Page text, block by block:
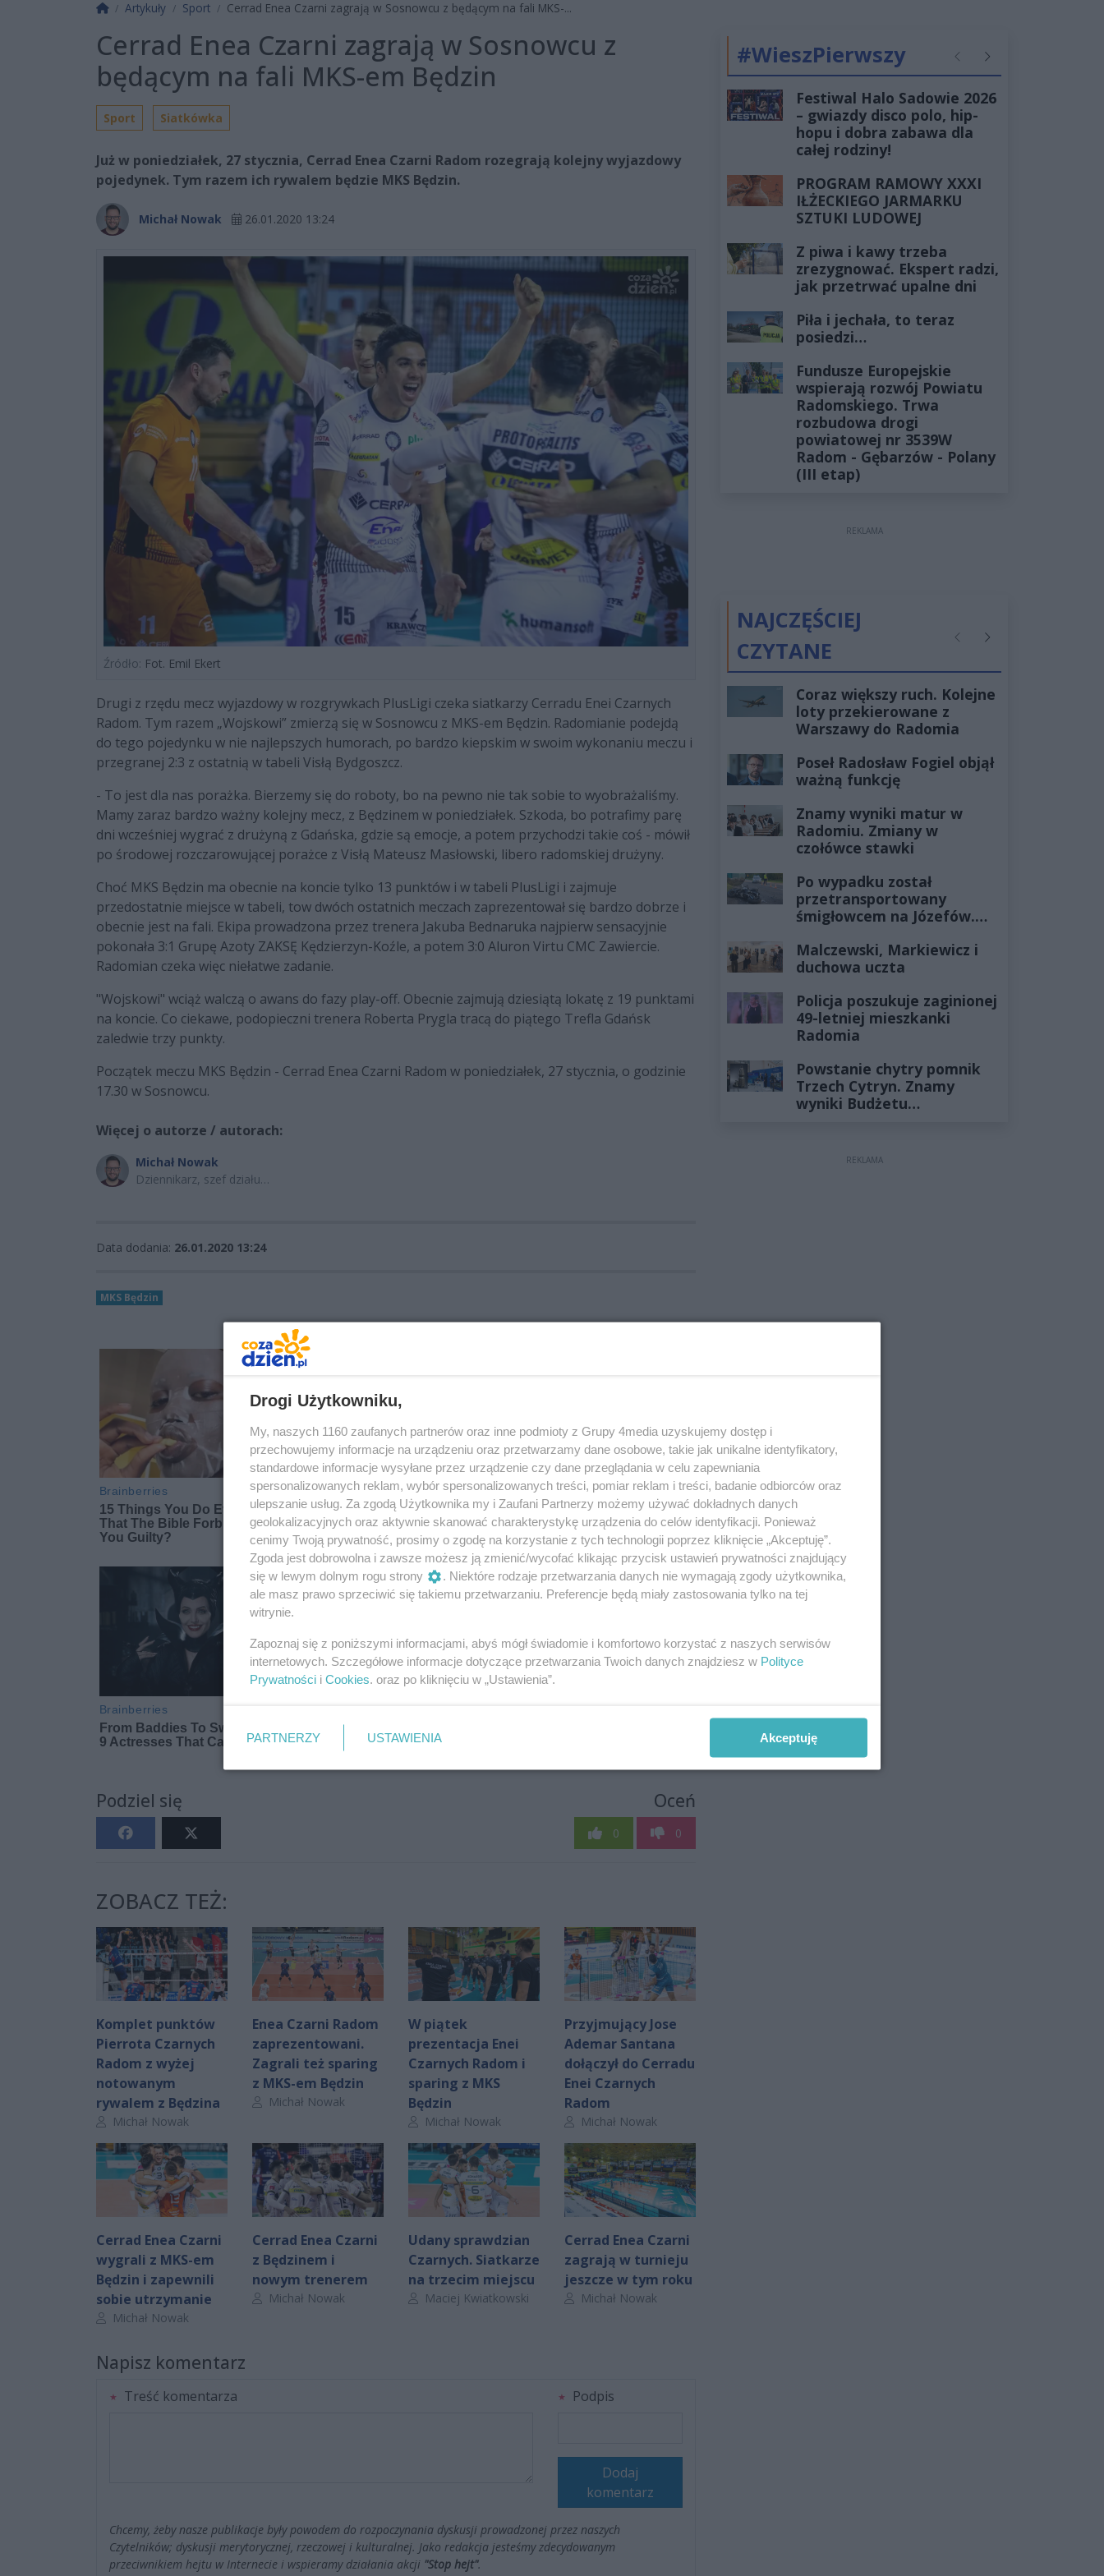
Strona główna
Artykuły Sport Cerrad Enea Czarni zagrają w Sosnowcu z będącym na fali MKS-...
Cerrad Enea Czarni zagrają w Sosnowcu z
będącym na fali MKS-em Będzin
Sport Siatkówka
Już w poniedziałek, 27 stycznia, Cerrad Enea Czarni Radom rozegrają kolejny wyjazdowy
pojedynek. Tym razem ich rywalem będzie MKS Będzin.
Michał Nowak 26.01.2020 13:24
Źródło: Fot. Emil Ekert
Drugi z rzędu mecz wyjazdowy w rozgrywkach PlusLigi czeka siatkarzy Cerradu Enei Czarnych
Radom. Tym razem „Wojskowi” zmierzą się w Sosnowcu z MKS-em Będzin. Radomianie podejdą
do tego pojedynku w nie najlepszych humorach, po bardzo kiepskim w swoim wykonaniu meczu i
przegranej 2:3 z ostatnią w tabeli Visłą Bydgoszcz.
- To jest dla nas porażka. Bierzemy się do roboty, bo na pewno nie tak sobie to wyobrażaliśmy.
Mamy zaraz bardzo ważny kolejny mecz, z Będzinem w poniedziałek. Szkoda, bo potrafimy parę
dni wcześniej wygrać z drużyną z Gdańska, gdzie są emocje, a potem przychodzi takie coś - mówił
po środowej rozczarowującej porażce z Visłą Mateusz Masłowski, libero radomskiej drużyny.
Choć MKS Będzin ma obecnie na koncie tylko 13 punktów i w tabeli PlusLigi i zajmuje
przedostatnie miejsce w tabeli, tow dwóch ostatnich meczach zaprezentował się bardzo dobrze i
obecnie jest na fali. Ekipa prowadzona przez trenera Jakuba Bednaruka najpierw sensacyjnie
pokonała 3:1 Grupę Azoty ZAKSĘ Kędzierzyn-Koźle, a potem 3:0 Aluron Virtu CMC Zawiercie.
Radomian czeka więc niełatwe zadanie.
"Wojskowi" wciąż walczą o awans do fazy play-off. Obecnie zajmują dziesiątą lokatę z 19 punktami
na koncie. Co ciekawe, podopieczni trenera Roberta Prygla tracą do piątego Trefla Gdańsk
zaledwie trzy punkty.
Początek meczu MKS Będzin - Cerrad Enea Czarni Radom w poniedziałek, 27 stycznia, o godzinie
17.30 w Sosnowcu.
Więcej o autorze / autorach:
Michał Nowak
Dziennikarz, szef działu
Data dodania: 26.01.2020 13:24
MKS Będzin
Podziel się Oceń
0 0
ZOBACZ TEŻ:
Komplet punktów
Pierrota Czarnych
Radom z wyżej
notowanym
rywalem z Będzina
Autor artykułu:
Michał Nowak
Enea Czarni Radom
zaprezentowani.
Zagrali też sparing
z MKS-em Będzin
Autor artykułu:
Michał Nowak
W piątek
prezentacja Enei
Czarnych Radom i
sparing z MKS
Będzin
Autor artykułu:
Michał Nowak
Przyjmujący Jose
Ademar Santana
dołączył do Cerradu
Enei Czarnych
Radom
Autor artykułu:
Michał Nowak
Cerrad Enea Czarni
wygrali z MKS-em
Będzin i zapewnili
sobie utrzymanie
Autor artykułu:
Michał Nowak
Cerrad Enea Czarni
z Będzinem i
nowym trenerem
Autor artykułu:
Michał Nowak
Udany sprawdzian
Czarnych. Siatkarze
na trzecim miejscu
Autor artykułu:
Maciej Kwiatkowski
Cerrad Enea Czarni
zagrają w turnieju
jeszcze w tym roku
Autor artykułu:
Michał Nowak
Napisz komentarz
Treść komentarza Podpis
Dodaj
komentarz
Chcemy, żeby nasze publikacje były powodem do rozpoczynania dyskusji prowadzonej przez naszych
Czytelników; dyskusji merytorycznej, rzeczowej i kulturalnej. Jako redakcja jesteśmy zdecydowanym
przeciwnikiem hejtu w Internecie i wspieramy działania akcji "Stop hejt".
#WieszPierwszy PoprzednieNastępne
Festiwal Halo Sadowie 2026
– gwiazdy disco polo, hip-
hopu i dobra zabawa dla
całej rodziny!
PROGRAM RAMOWY XXXI
IŁŻECKIEGO JARMARKU
SZTUKI LUDOWEJ
Z piwa i kawy trzeba
zrezygnować. Ekspert radzi,
jak przetrwać upalne dni
Piła i jechała, to teraz
posiedzi…
Fundusze Europejskie
wspierają rozwój Powiatu
Radomskiego. Trwa
rozbudowa drogi
powiatowej nr 3539W
Radom - Gębarzów - Polany
(III etap)
REKLAMA
NAJCZĘŚCIEJ
CZYTANE
PoprzednieNastępne
Coraz większy ruch. Kolejne
loty przekierowane z
Warszawy do Radomia
Poseł Radosław Fogiel objął
ważną funkcję
Znamy wyniki matur w
Radomiu. Zmiany w
czołówce stawki
Po wypadku został
przetransportowany
śmigłowcem na Józefów.
żyłach
Malczewski, Markiewicz i
duchowa uczta
Policja poszukuje zaginionej
49-letniej mieszkanki
Radomia
Powstanie chytry pomnik
Trzech Cytryn. Znamy
wyniki Budżetu
REKLAMA
Drogi Użytkowniku,
My, naszych 1160 zaufanych partnerów oraz inne podmioty z Grupy 4media uzyskujemy dostęp i
przechowujemy informacje na urządzeniu oraz przetwarzamy dane osobowe, takie jak unikalne identyfikatory,
standardowe informacje wysyłane przez urządzenie czy dane przeglądania w celu zapewniania
spersonalizowanych reklam, wybór spersonalizowanych treści, pomiar reklam i treści, badanie odbiorców oraz
ulepszanie usług. Za zgodą Użytkownika my i Zaufani Partnerzy możemy używać dokładnych danych
geolokalizacyjnych oraz aktywnie skanować charakterystykę urządzenia do celów identyfikacji. Ponieważ
cenimy Twoją prywatność, prosimy o zgodę na korzystanie z tych technologii poprzez kliknięcie „Akceptuję”.
Zgoda jest dobrowolna i zawsze możesz ją zmienić/wycofać klikając przycisk ustawień prywatności znajdujący
się w lewym dolnym rogu strony
. Niektóre rodzaje przetwarzania danych nie wymagają zgody użytkownika,
ale masz prawo sprzeciwić się takiemu przetwarzaniu. Preferencje będą miały zastosowania tylko na tej
witrynie.
Zapoznaj się z poniższymi informacjami, abyś mógł świadomie i komfortowo korzystać z naszych serwisów
internetowych. Szczegółowe informacje dotyczące przetwarzania Twoich danych znajdziesz w Polityce
Prywatności i Cookies. oraz po kliknięciu w „Ustawienia”.
PARTNERZY USTAWIENIA Akceptuję